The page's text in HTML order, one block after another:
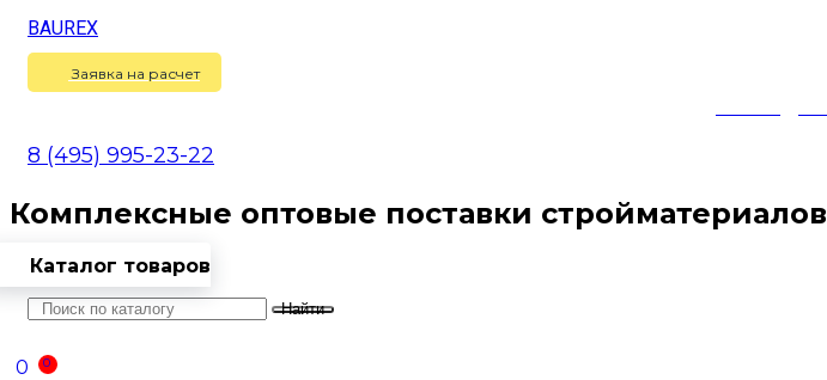
BAUREX
Заявка на расчет
8 (495) 995-23-22
Комплексные оптовые поставки стройматериалов
Каталог товаров
Найти
0
0